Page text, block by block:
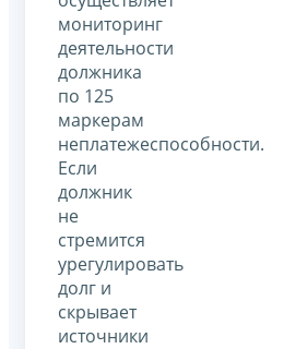
мониторинг
деятельности
должника
по 125
маркерам
неплатежеспособности.
Если
должник
не
стремится
урегулировать
долг и
скрывает
источники